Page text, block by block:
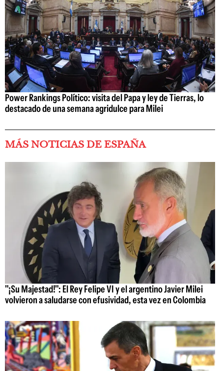
Power Rankings Político: visita del Papa y ley de Tierras, lo
destacado de una semana agridulce para Milei
MÁS NOTICIAS DE ESPAÑA
"¡Su Majestad!": El Rey Felipe VI y el argentino Javier Milei
volvieron a saludarse con efusividad, esta vez en Colombia